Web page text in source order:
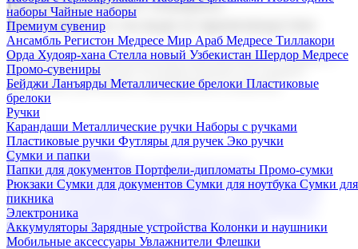
наборы Чайные наборы
Премиум сувенир
Ансамбль Регистон Медресе Мир Араб Медресе Тиллакори
Орда Худояр-хана Стелла новый Узбекистан Шердор Медресе
Промо-сувениры
Бейджи Ланъярды Металлические брелоки Пластиковые
брелоки
Ручки
Карандаши Металлические ручки Наборы с ручками
Пластиковые ручки Футляры для ручек Эко ручки
Сумки и папки
Папки для документов Портфели-дипломаты Промо-сумки
Рюкзаки Сумки для документов Сумки для ноутбука Сумки для
пикника
Электроника
Аккумуляторы Зарядные устройства Колонки и наушники
Мобильные аксессуары Увлажнители Флешки
Поставка со склада и производство
Мы предлагаем широкий выбор корпоративных подарков и
сувениров с логотипом. В нашем каталоге вы найдете
продукцию для бизнеса, мероприятия и клиентов.
Подарочные наборы
Бизнес наборыКофейные наборы Кошельки
Наборы из кожиНаборы ручекНаборы с аккумуляторами
Наборы с бутылками для воды
Наборы с ежедневниками
Наборы с кружками
флешкамиНовогодние наборыЧайные наборы